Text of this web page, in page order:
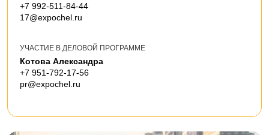
+7 992-511-84-44
17@expochel.ru
УЧАСТИЕ В ДЕЛОВОЙ ПРОГРАММЕ
Котова Александра
+7 951-792-17-56
pr@expochel.ru